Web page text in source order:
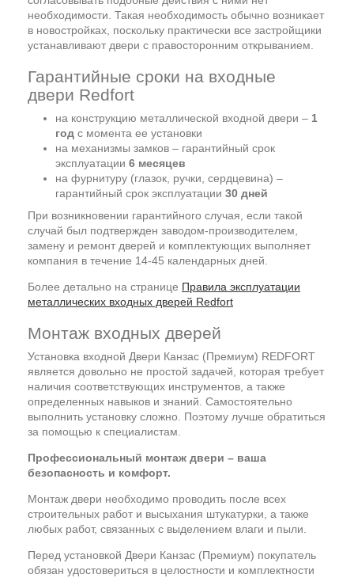
необходимости. Такая необходимость обычно возникает
в новостройках, поскольку практически все застройщики
устанавливают двери с правосторонним открыванием.
Гарантийные сроки на входные
двери Redfort
на конструкцию металлической входной двери – 1
год с момента ее установки
на механизмы замков – гарантийный срок
эксплуатации 6 месяцев
на фурнитуру (глазок, ручки, сердцевина) –
гарантийный срок эксплуатации 30 дней
При возникновении гарантийного случая, если такой
случай был подтвержден заводом-производителем,
замену и ремонт дверей и комплектующих выполняет
компания в течение 14-45 календарных дней.
Более детально на странице Правила эксплуатации
металлических входных дверей Redfort
Монтаж входных дверей
Установка входной Двери Канзас (Премиум) REDFORT
является довольно не простой задачей, которая требует
наличия соответствующих инструментов, а также
определенных навыков и знаний. Самостоятельно
выполнить установку сложно. Поэтому лучше обратиться
за помощью к специалистам.
Профессиональный монтаж двери – ваша
безопасность и комфорт.
Монтаж двери необходимо проводить после всех
строительных работ и высыхания штукатурки, а также
любых работ, связанных с выделением влаги и пыли.
Перед установкой Двери Канзас (Премиум) покупатель
обязан удостовериться в целостности и комплектности